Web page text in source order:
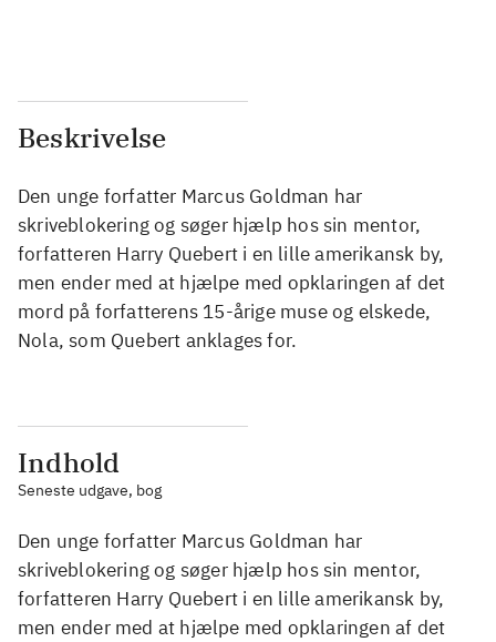
Beskrivelse
Den unge forfatter Marcus Goldman har
skriveblokering og søger hjælp hos sin mentor,
forfatteren Harry Quebert i en lille amerikansk by,
men ender med at hjælpe med opklaringen af det
mord på forfatterens 15-årige muse og elskede,
Nola, som Quebert anklages for.
Indhold
Seneste udgave, bog
Den unge forfatter Marcus Goldman har
skriveblokering og søger hjælp hos sin mentor,
forfatteren Harry Quebert i en lille amerikansk by,
men ender med at hjælpe med opklaringen af det